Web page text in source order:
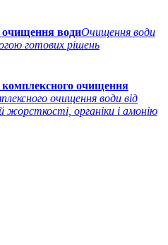
водиОчищення води
готових рішень
очищення
очищення води від
жорсткості, органіки і амонію